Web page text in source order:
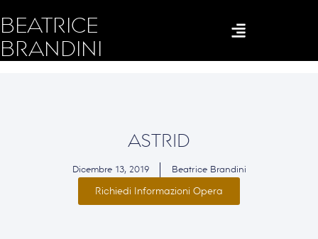
BEATRICE
BRANDINI
ASTRID
Dicembre 13, 2019 Beatrice Brandini
Richiedi Informazioni Opera